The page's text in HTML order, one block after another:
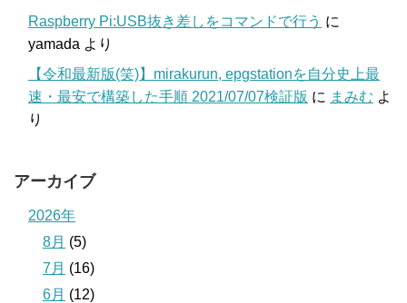
Raspberry Pi:USB抜き差しをコマンドで行う に
yamada より
【令和最新版(笑)】mirakurun, epgstationを自分史上最
速・最安で構築した手順 2021/07/07検証版 に まみむ よ
り
アーカイブ
2026年
8月 (5)
7月 (16)
6月 (12)